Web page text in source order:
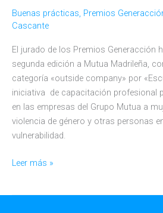
Buenas prácticas Premios
Cascante
El jurado de los Premios Generacción
segunda edición a Mutua Madrileña,
categoría «outside company» por
iniciativa de capacitación profesional
en las empresas del Grupo Mutua a
violencia de género y otras personas
vulnerabilidad.
“Escuela
Leer más »